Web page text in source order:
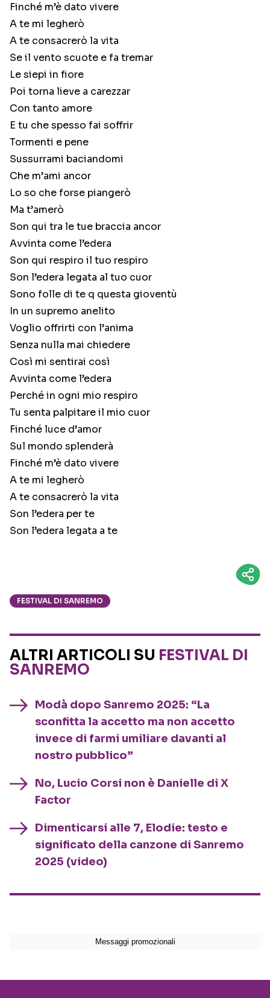
Finché m’è dato vivere
A te mi legherò
A te consacrerò la vita
Se il vento scuote e fa tremar
Le siepi in fiore
Poi torna lieve a carezzar
Con tanto amore
E tu che spesso fai soffrir
Tormenti e pene
Sussurrami baciandomi
Che m’ami ancor
Lo so che forse piangerò
Ma t’amerò
Son qui tra le tue braccia ancor
Avvinta come l’edera
Son qui respiro il tuo respiro
Son l’edera legata al tuo cuor
Sono folle di te q questa gioventù
In un supremo anelito
Voglio offrirti con l’anima
Senza nulla mai chiedere
Così mi sentirai così
Avvinta come l’edera
Perché in ogni mio respiro
Tu senta palpitare il mio cuor
Finché luce d’amor
Sul mondo splenderà
Finché m’è dato vivere
A te mi legherò
A te consacrerò la vita
Son l’edera per te
Son l’edera legata a te
FESTIVAL DI SANREMO
ALTRI ARTICOLI SU FESTIVAL DI
SANREMO
Modà dopo Sanremo 2025: “La
sconfitta la accetto ma non accetto
invece di farmi umiliare davanti al
nostro pubblico”
No, Lucio Corsi non è Danielle di X
Factor
Dimenticarsi alle 7, Elodie: testo e
significato della canzone di Sanremo
2025 (video)